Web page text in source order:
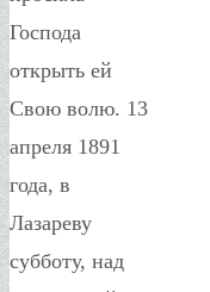
Господа
открыть ей
Свою волю. 13
апреля 1891
года, в
Лазареву
субботу, над